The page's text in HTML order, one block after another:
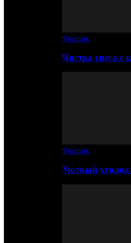
Участок
Чистка снега
Участок
Уютный уголок